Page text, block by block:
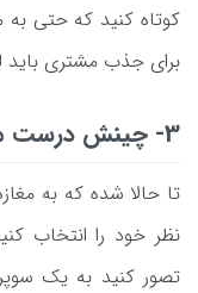
کوتاه کنید که حتی
برای جذب مشتری باید
3- چینش درست محصولات
تا حالا شده که به
نظر خود را انتخاب
تصور کنید به یک